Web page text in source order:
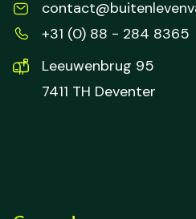
+31 (0) 88 - 284 8365
Leeuwenbrug 95
7411 TH Deventer